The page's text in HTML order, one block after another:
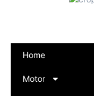
Home
Motor